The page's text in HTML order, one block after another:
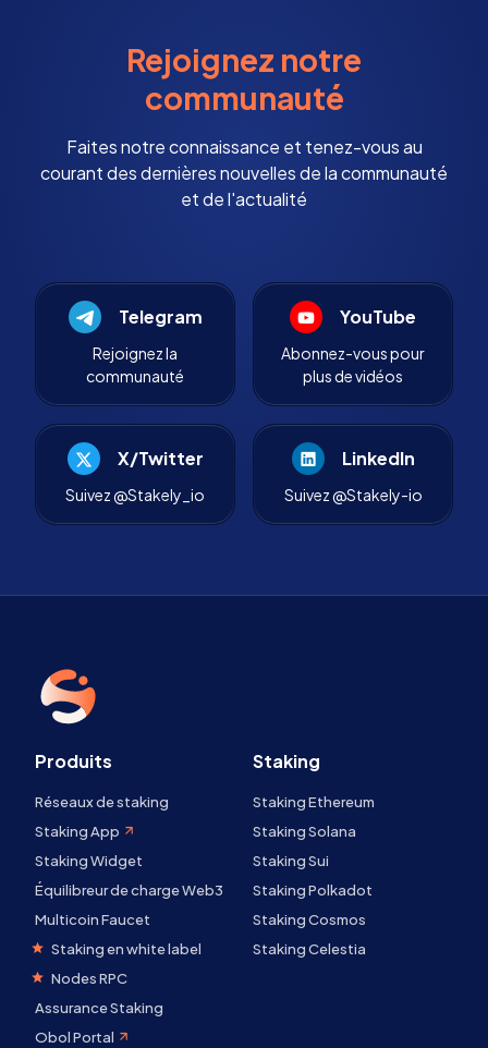
Rejoignez notre
communauté
Faites notre connaissance et tenez-vous au
courant des dernières nouvelles de la communauté
et de l'actualité
Telegram
Rejoignez la
communauté
YouTube
Abonnez-vous pour
plus de vidéos
X/Twitter
Suivez @Stakely_io
LinkedIn
Suivez @Stakely-io
Produits
Réseaux de staking
Staking App
Staking Widget
Équilibreur de charge Web3
Multicoin Faucet
Staking en white label
Nodes RPC
Assurance Staking
Obol Portal
Staking
Staking Ethereum
Staking Solana
Staking Sui
Staking Polkadot
Staking Cosmos
Staking Celestia